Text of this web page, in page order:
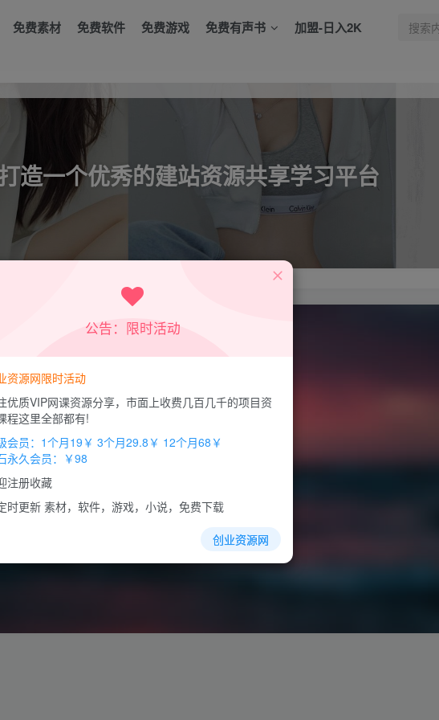
免费素材 免费软件 免费游戏 免费有声书 加盟-日入2K
造一个优秀的建站资源共享学习平台
公告：限时活动
资源网限时活动
优质VIP网课资源分享，市面上收费几百几千的项目资
程这里全部都有!
会员：1个月19￥ 3个月29.8￥ 12个月68￥
永久会员：￥98
注册收藏
时更新 素材，软件，游戏，小说，免费下载
创业资源网